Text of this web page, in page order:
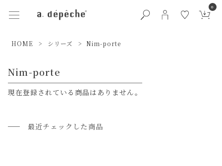
0
HOME シリーズ Nim-porte
Nim-porte
現在登録されている商品はありません。
最近チェックした商品